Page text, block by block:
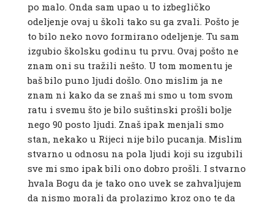
po malo. Onda sam upao u to izbegličko
odeljenje ovaj u školi tako su ga zvali. Pošto je
to bilo neko novo formirano odeljenje. Tu sam
izgubio školsku godinu tu prvu. Ovaj pošto ne
znam oni su tražili nešto. U tom momentu je
baš bilo puno ljudi došlo. Ono mislim ja ne
znam ni kako da se znaš mi smo u tom svom
ratu i svemu što je bilo suštinski prošli bolje
nego 90 posto ljudi. Znaš ipak menjali smo
stan, nekako u Rijeci nije bilo pucanja. Mislim
stvarno u odnosu na pola ljudi koji su izgubili
sve mi smo ipak bili ono dobro prošli. I stvarno
hvala Bogu da je tako ono uvek se zahvaljujem
da nismo morali da prolazimo kroz ono te da